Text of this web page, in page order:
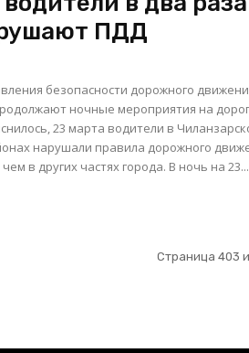
ПДД
безопасности дорожного
ночные мероприятия на
23 марта водители в
нарушали правила дорожного
в два раза чаще, чем в других частях города. В ночь на 23...
Страница 403